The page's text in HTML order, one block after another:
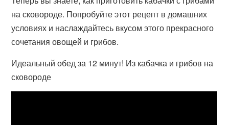
на сковороде. Попробуйте этот рецепт в домашних
условиях и наслаждайтесь вкусом этого прекрасного
сочетания овощей и грибов.
Идеальный обед за 12 минут! Из кабачка и грибов на
сковороде